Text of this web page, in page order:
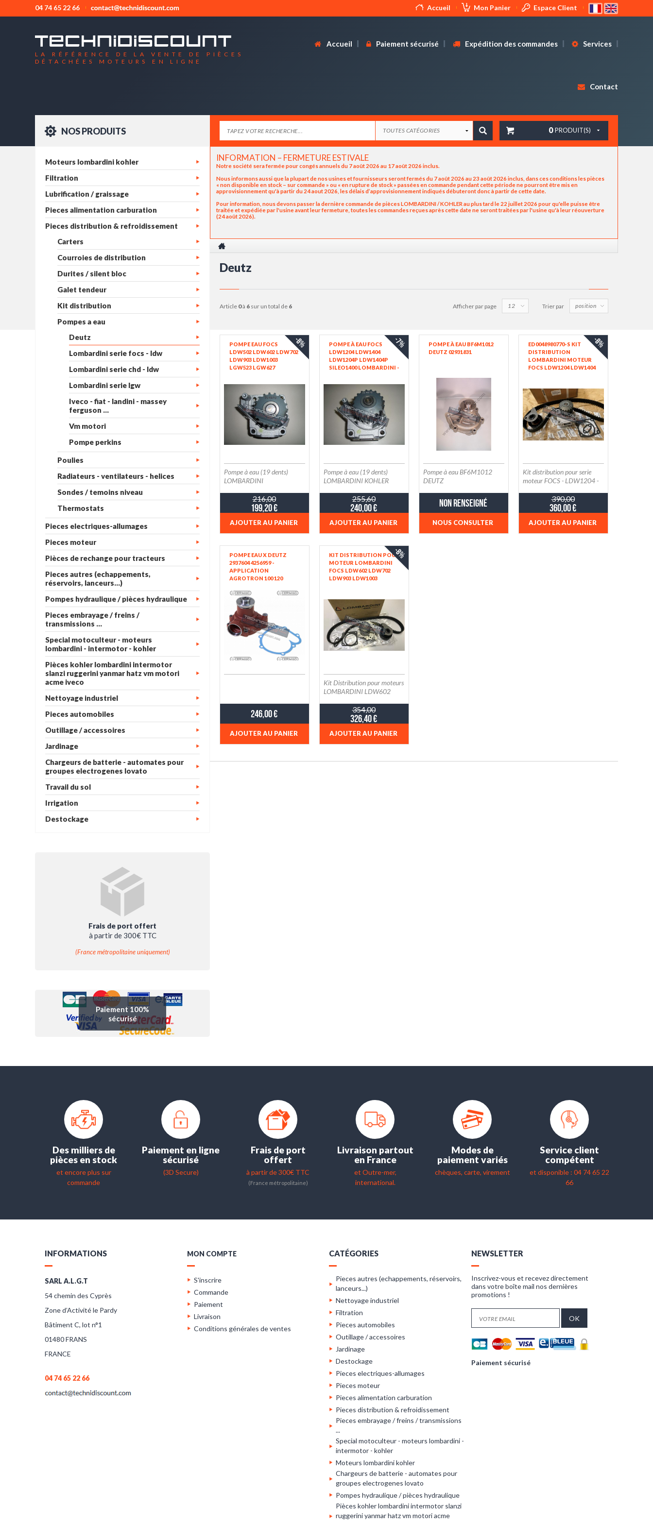
04 74 65 22 66 Accueil Mon Panier Espace Client
LA RÉFÉRENCE DE LA VENTE DE PIÈCES
DÉTACHÉES MOTEURS EN LIGNE
Accueil Paiement sécurisé Expédition des commandes Services
Contact
NOS PRODUITS 0 PRODUIT(S)
Moteurs lombardini kohler
Filtration
Lubrification / graissage
Pieces alimentation carburation
Pieces distribution & refroidissement
Carters
Courroies de distribution
Durites / silent bloc
Galet tendeur
Kit distribution
Pompes a eau
Deutz
Lombardini serie focs - ldw
Lombardini serie chd - ldw
Lombardini serie lgw
Iveco - fiat - landini - massey
ferguson ...
Vm motori
Pompe perkins
Poulies
Radiateurs - ventilateurs - helices
Sondes / temoins niveau
Thermostats
Pieces electriques-allumages
Pieces moteur
Pièces de rechange pour tracteurs
Pieces autres (echappements,
réservoirs, lanceurs...)
Pompes hydraulique / pièces hydraulique
Pieces embrayage / freins /
transmissions ...
Special motoculteur - moteurs
lombardini - intermotor - kohler
Pièces kohler lombardini intermotor
slanzi ruggerini yanmar hatz vm motori
acme iveco
Nettoyage industriel
Pieces automobiles
Outillage / accessoires
Jardinage
Chargeurs de batterie - automates pour
groupes electrogenes lovato
Travail du sol
Irrigation
Destockage
Frais de port offert
à partir de 300€ TTC
(France métropolitaine uniquement)
Paiement 100%
sécurisé
INFORMATION – FERMETURE ESTIVALE
Notre société sera fermée pour congés annuels du 7 août 2026 au 17 août 2026 inclus.
Nous informons aussi que la plupart de nos usines et fournisseurs seront fermés du 7 août 2026 au 23 août 2026 inclus, dans ces conditions les pièces
« non disponible en stock – sur commande » ou « en rupture de stock » passées en commande pendant cette période ne pourront être mis en
approvisionnement qu'à partir du 24 aout 2026, les délais d’approvisionnement indiqués débuteront donc à partir de cette date.
Pour information, nous devons passer la dernière commande de pièces LOMBARDINI / KOHLER au plus tard le 22 juillet 2026 pour qu'elle puisse être
traitée et expédiée par l'usine avant leur fermeture, toutes les commandes reçues après cette date ne seront traitées par l'usine qu'à leur réouverture
(24 août 2026).
Deutz
article 0à 6 sur un total de 6 Afficher par page Trier par
POMPE EAU FOCS
LDW502 LDW602 LDW702
LDW903 LDW1003
LGW523 LGW627
F2M1008 F3M1008 (19
ED0065845400-S / EX.
6584438 KOHLER
ED0065844380-S
-8%
Pompe à eau (19 dents)
LOMBARDINI
216,00
199,20 €
AJOUTER AU PANIER
POMPE À EAU FOCS
LDW1204 LDW1404
LDW1204P LDW1404P
SILEO1400 LOMBARDINI -
MODÈLE 19 DENTS -
LOMBARDINI 6584439
KOHLER ED0065844390-S /
KOHLER PS-KDW993T-
5002
-7%
Pompe à eau (19 dents)
LOMBARDINI KOHLER
255,60
240,00 €
AJOUTER AU PANIER
POMPE À EAU BF6M1012
DEUTZ 02931831
Pompe à eau BF6M1012
DEUTZ
Non renseigné
NOUS CONSULTER
ED0048980770-S KIT
DISTRIBUTION
LOMBARDINI MOTEUR
FOCS LDW1204 LDW1404
LOMBARDINI KOHLER
4898077 ED0048980770-S ;
ED0041100090-S +
ED0024403380-S +
ED0065844390-S +
ED0045802150-S
+ED0045011580-S / PS-
-8%
Kit distribution pour serie
moteur FOCS - LDW1204 -
DEUTZ F4M1008 -
ED0048980770-S
390,00
360,00 €
AJOUTER AU PANIER
POMPE EAU X DEUTZ
2937604 4256959 -
APPLICATION
AGROTRON 100 120
140 150 150.7 150MKIII 155
160 160MKIII
246,00 €
AJOUTER AU PANIER
KIT DISTRIBUTION POUR
MOTEUR LOMBARDINI
FOCS LDW602 LDW702
LDW903 LDW1003
LOMBARDINI 4898076
KOHLER KDW702
KDW1003 ED0048980760-S
- PIÈCE KOHLER ORIGINE
/ PIÈCE LOMBARDINI
ORIGINE / PIÈCES
KOHLER / PIÈCES
-8%
Kit Distribution pour moteurs
LOMBARDINI LDW602
LDW1003 et DEUTZ -
F2M1008 / F3M1008 -
ED0048980760-S
354,00
326,40 €
AJOUTER AU PANIER
Des milliers de
pièces en stock
et encore plus sur
commande
Paiement en ligne
sécurisé
(3D Secure)
Frais de port
offert
à partir de 300€ TTC
(France métropolitaine)
Livraison partout
en France
et Outre-mer,
international.
Modes de
paiement variés
chèques, carte, virement
Service client
compétent
et disponible : 04 74 65 22
66
INFORMATIONS
SARL A.L.G.T
54 chemin des Cyprès
Zone d’Activité le Pardy
Bâtiment C, lot n°1
01480 FRANS
FRANCE
04 74 65 22 66
MON COMPTE
S'inscrire
Commande
Paiement
Livraison
Conditions générales de ventes
CATÉGORIES
Pieces autres (echappements, réservoirs,
lanceurs...)
Nettoyage industriel
Filtration
Pieces automobiles
Outillage / accessoires
Jardinage
Destockage
Pieces electriques-allumages
Pieces moteur
Pieces alimentation carburation
Pieces distribution & refroidissement
Pieces embrayage / freins / transmissions
...
Special motoculteur - moteurs lombardini -
intermotor - kohler
Moteurs lombardini kohler
Chargeurs de batterie - automates pour
groupes electrogenes lovato
Pompes hydraulique / pièces hydraulique
Pièces kohler lombardini intermotor slanzi
ruggerini yanmar hatz vm motori acme
NEWSLETTER
Inscrivez-vous et recevez directement
dans votre boîte mail nos dernières
promotions !
Paiement sécurisé